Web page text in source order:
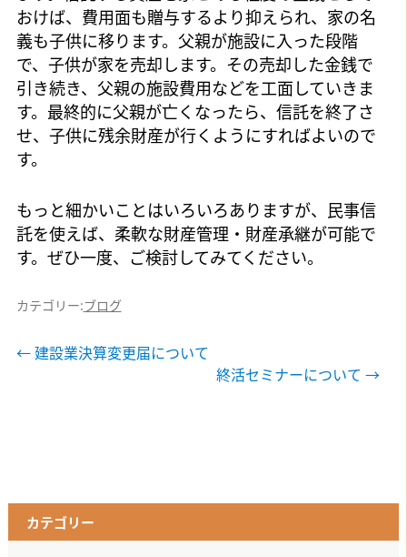
おけば、費用面も贈与するより抑えられ、家の名
義も子供に移ります。父親が施設に入った段階
で、子供が家を売却します。その売却した金銭で
引き続き、父親の施設費用などを工面していきま
す。最終的に父親が亡くなったら、信託を終了さ
せ、子供に残余財産が行くようにすればよいので
す。
もっと細かいことはいろいろありますが、民事信
託を使えば、柔軟な財産管理・財産承継が可能で
す。ぜひ一度、ご検討してみてください。
カテゴリー:ブログ
投
ー
←建設業決算変更届について
終活セミナーについて →
カテゴリー